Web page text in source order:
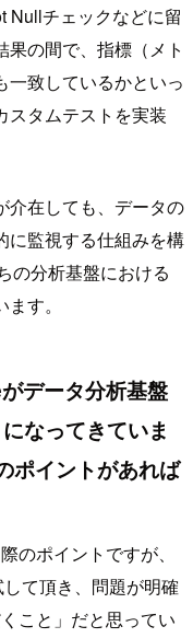
Nullチェックなどに留
果の間で、指標（メト
一致しているかといっ
スタムテストを実装
介在しても、データの
に監視する仕組みを構
の分析基盤における
す。
データ分析基盤
なってきていま
ポイントがあれば
のポイントですが、
て頂き、問題が明確
こと」だと思ってい